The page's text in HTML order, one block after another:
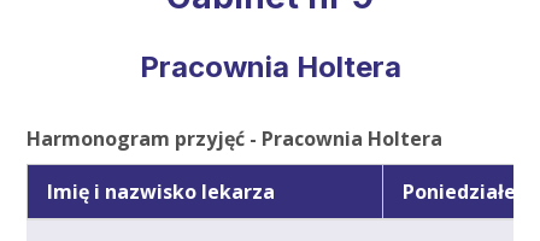
Pracownia Holtera
Harmonogram przyjęć - Pracownia Holtera
Imię i nazwisko lekarza
Poniedziałek